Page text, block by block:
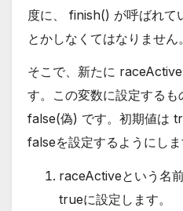
度に、 finish() が呼ばれて
とかしなくてはなりません。
そこで、新たに
す。この変数に設定する
false(偽) です。初期値は
falseを設定するようにしま
raceActiveという名
trueに設定します。